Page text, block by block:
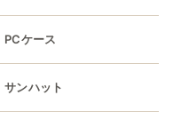
PCケース
サンハット